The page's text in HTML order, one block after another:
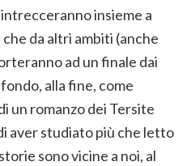
insieme a
da altri ambiti (anche
ad un finale dai
alla fine, come
un romanzo dei Tersite
aver studiato più che letto
sono vicine a noi, al